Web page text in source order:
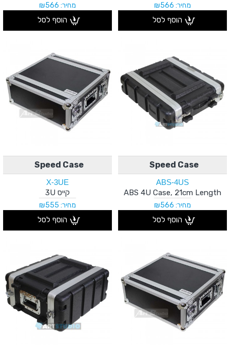
מחיר: ₪566
הוסף לסל
מחיר: ₪566
הוסף לסל
Speed Case
ABS-4US
ABS 4U Case, 21cm Length
מחיר: ₪566
הוסף לסל
Speed Case
X-3UE
קייס 3U
מחיר: ₪555
הוסף לסל